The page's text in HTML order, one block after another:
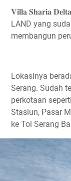
𝐕𝐢𝐥𝐥𝐚 𝐒𝐡𝐚𝐫𝐢𝐚
LAND yang
membangun
Lokasinya
Serang. Sudah
perkotaan
Stasiun, Pasar
ke Tol Serang